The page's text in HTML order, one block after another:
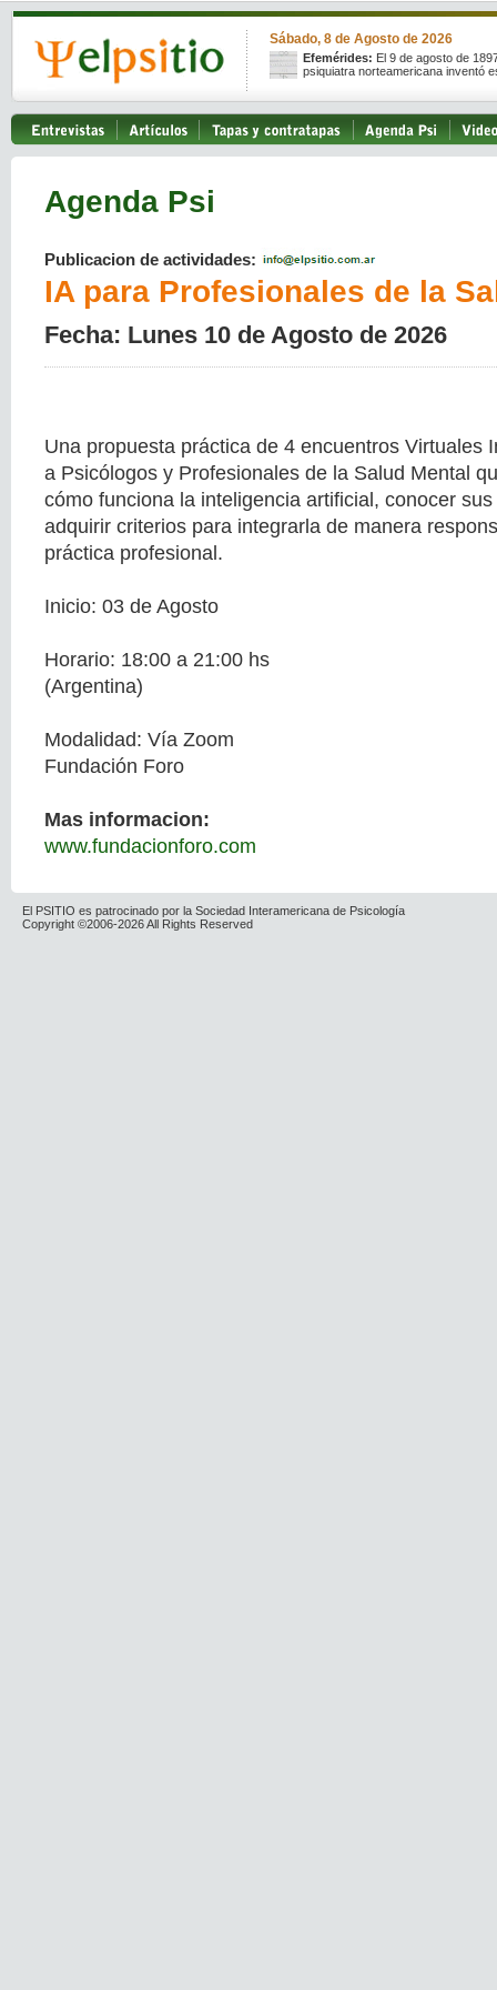
Sábado, 8 de Agosto de 2026
Efemérides: El 9 de agosto de
psiquiatra norteamericana inventó
Agenda Psi
Publicacion de actividades:
IA para Profesionales de la
Fecha: Lunes 10 de Agosto de 2026
Una propuesta práctica de 4 encuentros Virtuales
a Psicólogos y Profesionales de la Salud Mental
cómo funciona la inteligencia artificial, conocer
adquirir criterios para integrarla de manera
práctica profesional.
Inicio: 03 de Agosto
Horario: 18:00 a 21:00 hs
(Argentina)
Modalidad: Vía Zoom
Fundación Foro
Mas informacion:
www.fundacionforo.com
El PSITIO es patrocinado por la Sociedad Interamericana de Psicología
Copyright ©2006-2026 All Rights Reserved